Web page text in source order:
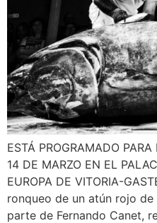
ESTÁ PROGRAMADO
14 DE MARZO EN EL
EUROPA DE VITORIA-
ronqueo de un atún rojo
parte de Fernando Canet,